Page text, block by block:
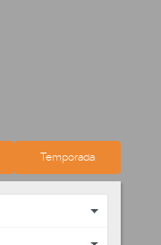
Temporada